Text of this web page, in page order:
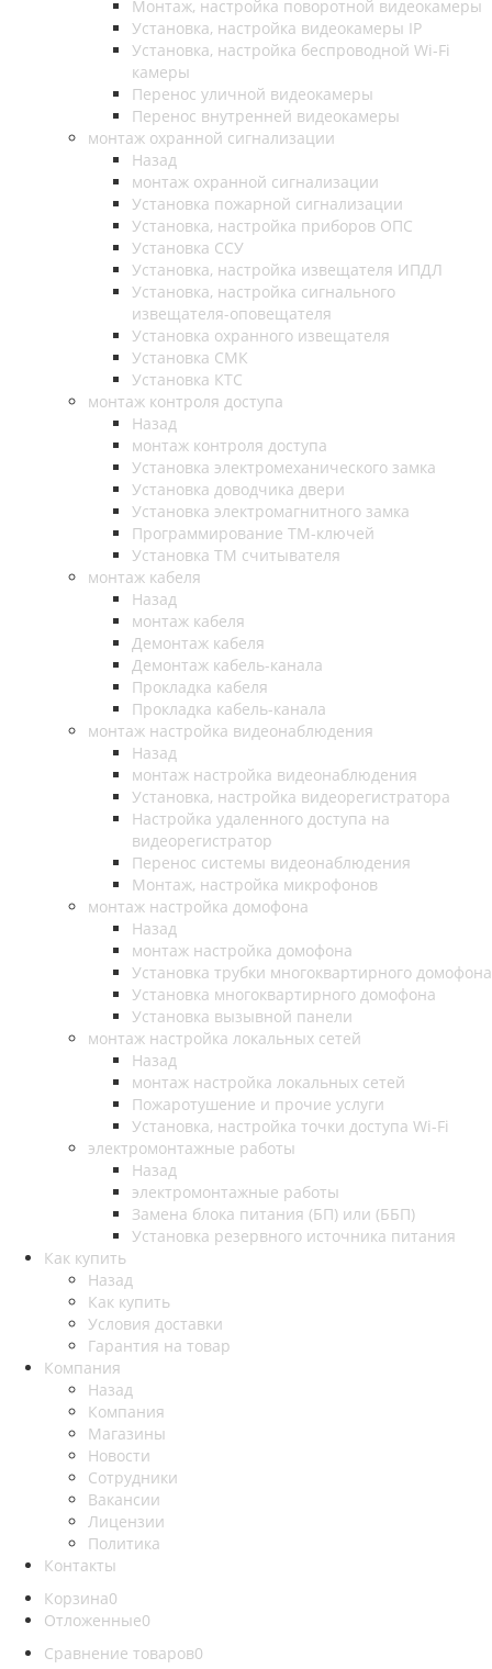
Монтаж, настройка поворотной видеокамеры
Установка, настройка видеокамеры IP
Установка, настройка беспроводной Wi-Fi
камеры
Перенос уличной видеокамеры
Перенос внутренней видеокамеры
монтаж охранной сигнализации
Назад
монтаж охранной сигнализации
Установка пожарной сигнализации
Установка, настройка приборов ОПС
Установка ССУ
Установка, настройка извещателя ИПДЛ
Установка, настройка сигнального
извещателя-оповещателя
Установка охранного извещателя
Установка СМК
Установка КТС
монтаж контроля доступа
Назад
монтаж контроля доступа
Установка электромеханического замка
Установка доводчика двери
Установка электромагнитного замка
Программирование ТМ-ключей
Установка ТМ считывателя
монтаж кабеля
Назад
монтаж кабеля
Демонтаж кабеля
Демонтаж кабель-канала
Прокладка кабеля
Прокладка кабель-канала
монтаж настройка видеонаблюдения
Назад
монтаж настройка видеонаблюдения
Установка, настройка видеорегистратора
Настройка удаленного доступа на
видеорегистратор
Перенос системы видеонаблюдения
Монтаж, настройка микрофонов
монтаж настройка домофона
Назад
монтаж настройка домофона
Установка трубки многоквартирного домофона
Установка многоквартирного домофона
Установка вызывной панели
монтаж настройка локальных сетей
Назад
монтаж настройка локальных сетей
Пожаротушение и прочие услуги
Установка, настройка точки доступа Wi-Fi
электромонтажные работы
Назад
электромонтажные работы
Замена блока питания (БП) или (ББП)
Установка резервного источника питания
Как купить
Назад
Как купить
Условия доставки
Гарантия на товар
Компания
Назад
Компания
Магазины
Новости
Сотрудники
Вакансии
Лицензии
Политика
Контакты
Корзина0
Отложенные0
Сравнение товаров0